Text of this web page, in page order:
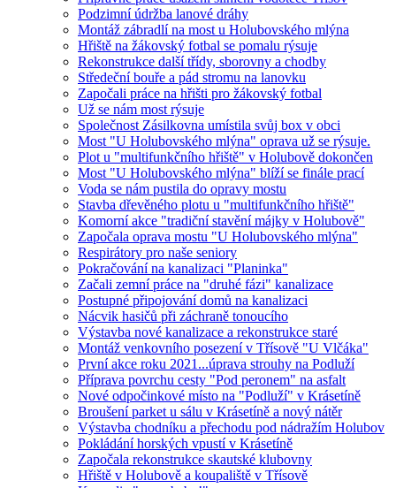
Podzimní údržba lanové dráhy
Montáž zábradlí na most u Holubovského mlýna
Hřiště na žákovský fotbal se pomalu rýsuje
Rekonstrukce další třídy, sborovny a chodby
Středeční bouře a pád stromu na lanovku
Započali práce na hřišti pro žákovský fotbal
Už se nám most rýsuje
Společnost Zásilkovna umístila svůj box v obci
Most "U Holubovského mlýna" oprava už se rýsuje.
Plot u "multifunkčního hřiště" v Holubově dokončen
Most "U Holubovského mlýna" blíží se finále prací
Voda se nám pustila do opravy mostu
Stavba dřevěného plotu u "multifunkčního hřiště"
Komorní akce "tradiční stavění májky v Holubově"
Započala oprava mostu "U Holubovského mlýna"
Respirátory pro naše seniory
Pokračování na kanalizaci "Planinka"
Začali zemní práce na "druhé fázi" kanalizace
Postupné připojování domů na kanalizaci
Nácvik hasičů při záchraně tonoucího
Výstavba nové kanalizace a rekonstrukce staré
Montáž venkovního posezení v Třísově "U Vlčáka"
První akce roku 2021...úprava strouhy na Podluží
Příprava povrchu cesty "Pod peronem" na asfalt
Nové odpočinkové místo na "Podluží" v Krásetíně
Broušení parket u sálu v Krásetíně a nový nátěr
Výstavba chodníku a přechodu pod nádražím Holubov
Pokládání horských vpustí v Krásetíně
Započala rekonstrukce skautské klubovny
Hřiště v Holubově a koupaliště v Třísově